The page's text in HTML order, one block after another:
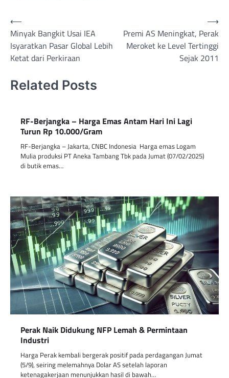
Post
navigation
⟵
Minyak Bangkit Usai IEA
Isyaratkan Pasar Global Lebih
Ketat dari Perkiraan
Premi AS Meningkat, Perak
Meroket ke Level Tertinggi
Sejak 2011
⟶
Related Posts
RF-Berjangka – Harga Emas Antam Hari Ini Lagi
Turun Rp 10.000/Gram
RF-Berjangka – Jakarta, CNBC Indonesia Harga emas Logam
Mulia produksi PT Aneka Tambang Tbk pada Jumat (07/02/2025)
di butik emas…
Perak Naik Didukung NFP Lemah & Permintaan
Industri
Harga Perak kembali bergerak positif pada perdagangan Jumat
(5/9), seiring melemahnya Dolar AS setelah laporan
ketenagakerjaan menunjukkan hasil di bawah…